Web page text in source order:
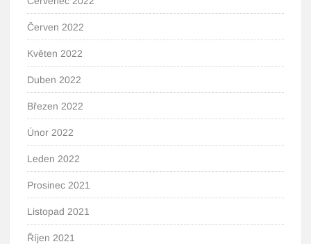
Červen 2022
Květen 2022
Duben 2022
Březen 2022
Únor 2022
Leden 2022
Prosinec 2021
Listopad 2021
Říjen 2021